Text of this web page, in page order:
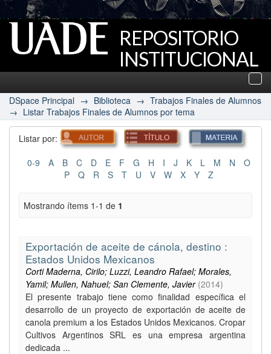
REPOSITORIO
INSTITUCIONAL
UADE
DSpace Principal → Biblioteca → Trabajos Finales de Alumnos
→ Listar Trabajos Finales de Alumnos por tema
Listar por:
0-9 A B C D E F G H I J K L M N
O
P
Q R S T U V W X Y Z
Mostrando ítems 1-1 de 1
Exportación de aceite de cánola, destino :
Estados Unidos Mexicanos
Corti Maderna, Cirilo; Luzzi, Leandro Rafael; Morales,
Yamil; Mullen, Nahuel; San Clemente, Javier (2014)
El presente trabajo tiene como finalidad específica el
desarrollo de un proyecto de exportación de aceite de
canola premium a los Estados Unidos Mexicanos. Cropar
Cultivos Argentinos SRL es una empresa argentina
dedicada ...